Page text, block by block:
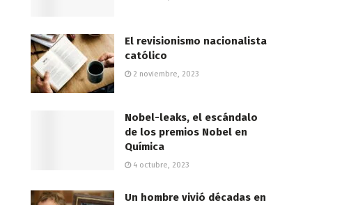
El revisionismo nacionalista
católico
2 noviembre, 2023
Nobel-leaks, el escándalo
de los premios Nobel en
Química
4 octubre, 2023
Un hombre vivió décadas en